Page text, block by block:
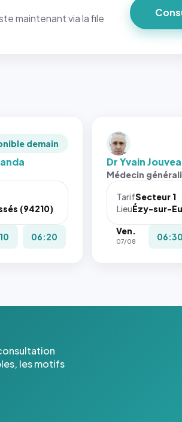
maintenant via la file
demain
(94210)
06:20
Dr Yvain
Médecin
TarifSecteur 1
LieuÉzy-sur-
Ven.
07/08 06:30
les motifs